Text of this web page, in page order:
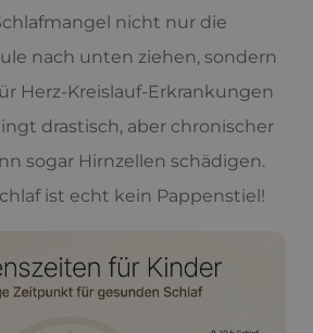
nicht nur die
nach unten ziehen, sondern
Herz-Kreislauf-Erkrankungen
drastisch, aber chronischer
sogar Hirnzellen schädigen.
ist echt kein Pappenstiel!